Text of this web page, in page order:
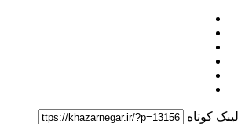
لینک کوتاه